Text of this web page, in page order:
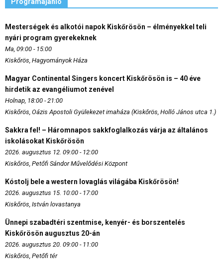
Mesterségek és alkotói napok Kiskőrösön – élményekkel teli
nyári program gyerekeknek
Ma, 09:00 - 15:00
Kiskőrös, Hagyományok Háza
Magyar Continental Singers koncert Kiskőrösön is – 40 éve
hirdetik az evangéliumot zenével
Holnap, 18:00 - 21:00
Kiskőrös, Oázis Apostoli Gyülekezet imaháza (Kiskőrös, Holló János utca 1.)
Sakkra fel! – Háromnapos sakkfoglalkozás várja az általános
iskolásokat Kiskőrösön
2026. augusztus 12. 09:00 - 12:00
Kiskőrös, Petőfi Sándor Művelődési Központ
Kóstolj bele a western lovaglás világába Kiskőrösön!
2026. augusztus 15. 10:00 - 17:00
Kiskőrös, István lovastanya
Ünnepi szabadtéri szentmise, kenyér- és borszentelés
Kiskőrösön augusztus 20-án
2026. augusztus 20. 09:00 - 11:00
Kiskőrös, Petőfi tér